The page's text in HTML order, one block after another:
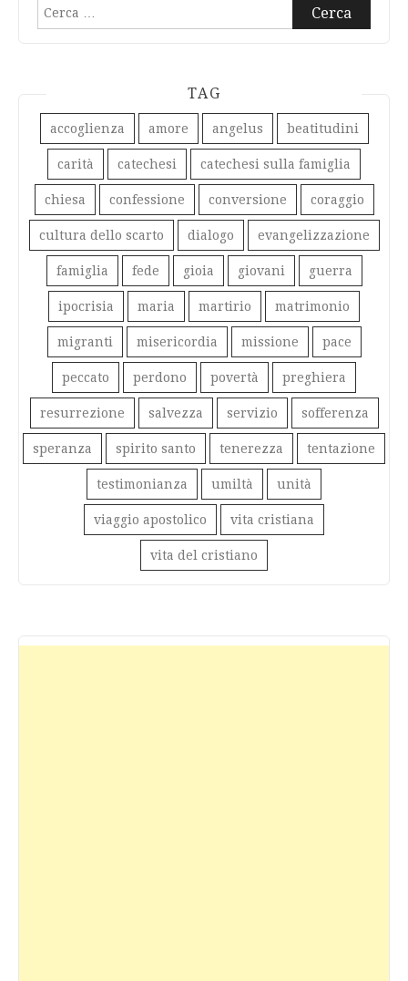
Ricerca
per:
TAG
accoglienza amore angelus beatitudini
carità catechesi catechesi sulla famiglia
chiesa confessione conversione coraggio
cultura dello scarto dialogo evangelizzazione
famiglia fede gioia giovani guerra
ipocrisia maria martirio matrimonio
migranti misericordia missione pace
peccato perdono povertà preghiera
resurrezione salvezza servizio sofferenza
speranza spirito santo tenerezza tentazione
testimonianza umiltà unità
viaggio apostolico vita cristiana
vita del cristiano